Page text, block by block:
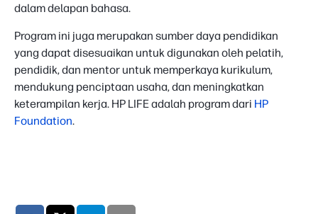
dalam delapan bahasa.
Program ini juga merupakan sumber daya pendidikan
yang dapat disesuaikan untuk digunakan oleh pelatih,
pendidik, dan mentor untuk memperkaya kurikulum,
mendukung penciptaan usaha, dan meningkatkan
keterampilan kerja. HP LIFE adalah program dari HP
Foundation.